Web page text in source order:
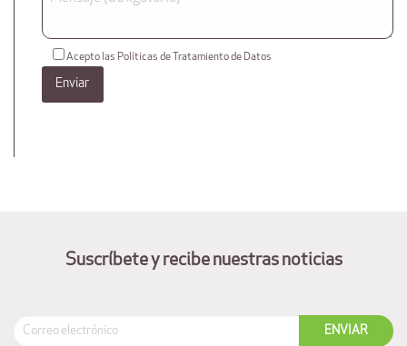
Acepto las Políticas de Tratamiento de Datos
Suscríbete y recibe nuestras noticias